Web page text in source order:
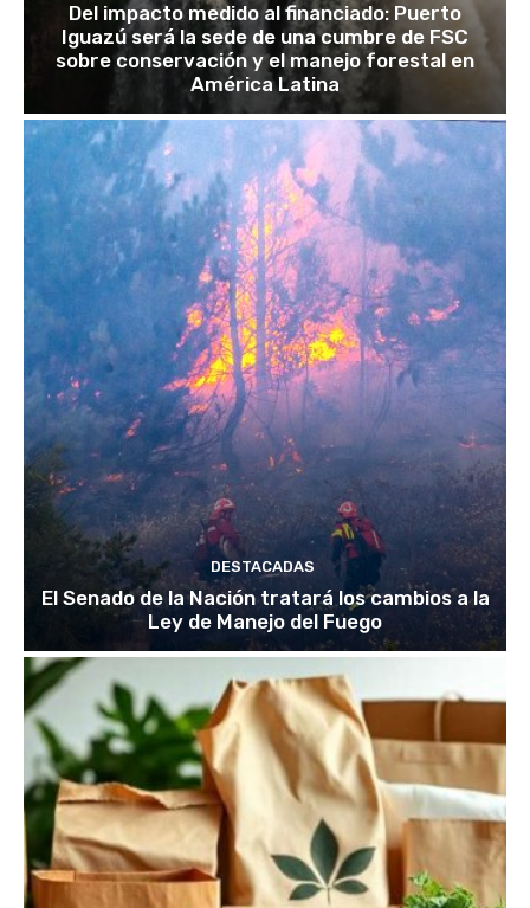
Del impacto medido al financiado: Puerto
Iguazú será la sede de una cumbre de FSC
sobre conservación y el manejo forestal en
América Latina
DESTACADAS
El Senado de la Nación tratará los cambios a la
Ley de Manejo del Fuego